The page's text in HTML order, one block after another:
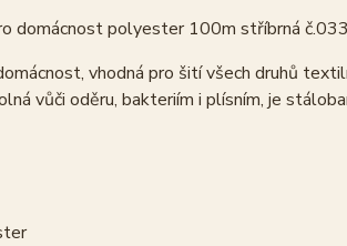
domácnost polyester 100m stříbrná
vhodná pro šití všech druhů
vůči oděru, bakteriím i plísním, je